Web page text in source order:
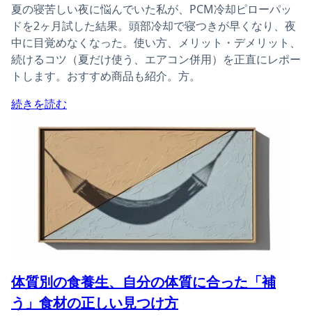
夏の寝苦しい夜に悩んでいた私が、PCM冷却ピローパッ
ドを2ヶ月試した結果。頭部冷却で寝つきが早くなり、夜
中に目覚めなくなった。使い方、メリット・デメリット、
続けるコツ（夏だけ使う、エアコン併用）を正直にレポー
トします。おすすめ商品も紹介。方。
続きを読む
体質別の食養生、自分の体質に合った「補
う」食材の正しい見つけ方